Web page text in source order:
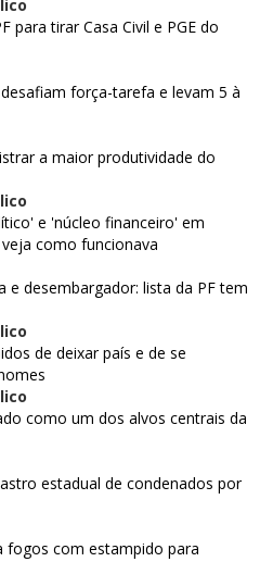
para tirar Casa Civil e PGE do
força-tarefa e levam 5 à
a maior produtividade do
e 'núcleo financeiro' em
como funcionava
e desembargador: lista da PF tem
de deixar país e de se
como um dos alvos centrais da
estadual de condenados por
fogos com estampido para